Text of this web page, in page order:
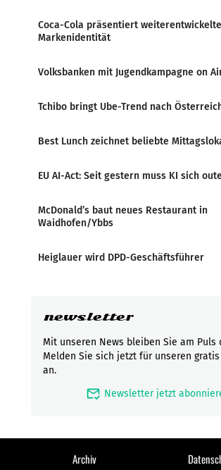
Coca-Cola präsentiert
Markenidentität
Volksbanken mit Jugendkampagne on
Tchibo bringt Ube-Trend nach
Best Lunch zeichnet beliebte
EU AI-Act: Seit gestern muss KI sich
McDonald’s baut neues Restaurant in
Waidhofen/Ybbs
Heiglauer wird DPD-Geschäftsführer
newsletter
Mit unseren News bleiben Sie am Puls
Melden Sie sich jetzt für unseren
an.
mark_email_read Newsletter jetzt
Archiv